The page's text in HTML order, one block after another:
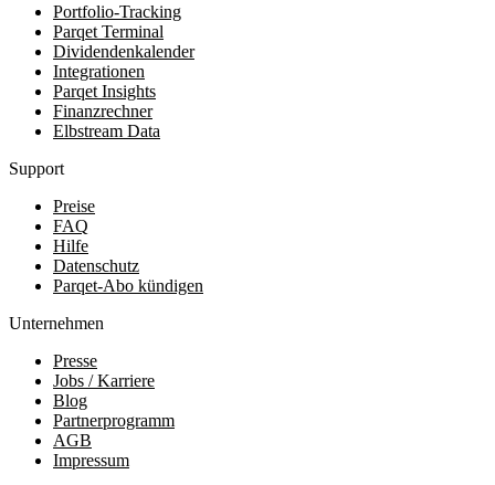
Portfolio-Tracking
Parqet Terminal
Dividendenkalender
Integrationen
Parqet Insights
Finanzrechner
Elbstream Data
Support
Preise
FAQ
Hilfe
Datenschutz
Parqet-Abo kündigen
Unternehmen
Presse
Jobs / Karriere
Blog
Partnerprogramm
AGB
Impressum